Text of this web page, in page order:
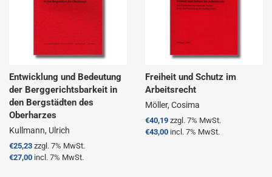
Entwicklung und Bedeutung
der Berggerichtsbarkeit in
den Bergstädten des
Oberharzes
Kullmann, Ulrich
Normaler
Preis
€25,23 zzgl. 7% MwSt.
€27,00 incl. 7% MwSt.
Freiheit und Schutz im
Arbeitsrecht
Möller, Cosima
Normaler
Preis
€40,19 zzgl. 7% MwSt.
€43,00 incl. 7% MwSt.